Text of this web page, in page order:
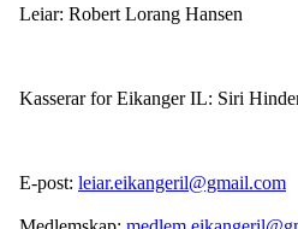
Leiar: Robert Lorang Hansen
Kasserar for Eikanger IL: Siri
E-post: leiar.eikangeril@gmail.com